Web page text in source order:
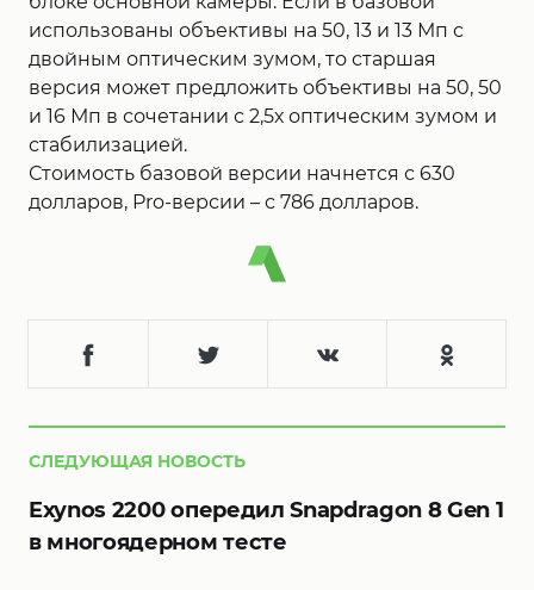
использованы объективы на 50, 13 и 13 Мп с
двойным оптическим зумом, то старшая
версия может предложить объективы на 50, 50
и 16 Мп в сочетании с 2,5х оптическим зумом и
стабилизацией.
Стоимость базовой версии начнется с 630
долларов, Pro-версии – с 786 долларов.
СЛЕДУЮЩАЯ НОВОСТЬ
Exynos 2200 опередил Snapdragon 8 Gen 1
в многоядерном тесте